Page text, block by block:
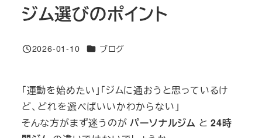
ジム選びのポイント
投稿日
2026-01-10 カテゴリー
ブログ
「運動を始めたい」「ジムに通おうと思っているけ
ど、どれを選べばいいかわからない」
そんな方がまず迷うのがパーソナルジム と24時